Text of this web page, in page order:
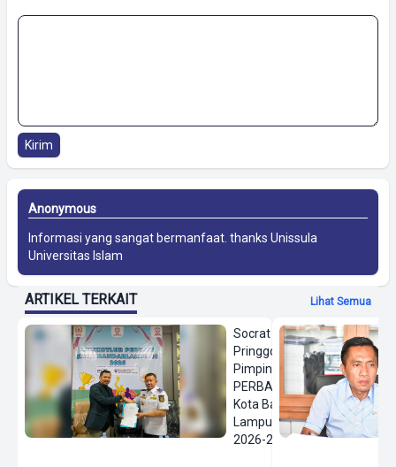
Kirim
Anonymous
Informasi yang sangat bermanfaat. thanks Unissula
Universitas Islam
ARTIKEL TERKAIT Lihat Semua
Socrat
Pringgodanu
Pimpin
PERBASI
Kota Bandar
Lampung
2026-2030